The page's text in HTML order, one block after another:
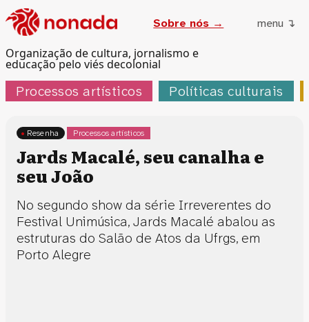
Organização de cultura, jornalismo e
educação pelo viés decolonial
Sobre nós → menu ↴
Processos artísticos Políticas culturais
Processos artísticos
Resenha
Jards Macalé, seu canalha e
seu João
No segundo show da série Irreverentes do
Festival Unimúsica, Jards Macalé abalou as
estruturas do Salão de Atos da Ufrgs, em
Porto Alegre